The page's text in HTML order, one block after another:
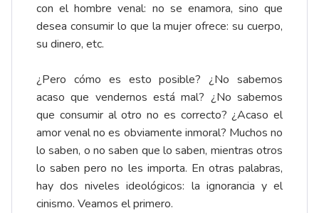
con el hombre venal: no se enamora, sino que
desea consumir lo que la mujer ofrece: su cuerpo,
su dinero, etc.
¿Pero cómo es esto posible? ¿No sabemos
acaso que vendernos está mal? ¿No sabemos
que consumir al otro no es correcto? ¿Acaso el
amor venal no es obviamente inmoral? Muchos no
lo saben, o no saben que lo saben, mientras otros
lo saben pero no les importa. En otras palabras,
hay dos niveles ideológicos: la ignorancia y el
cinismo. Veamos el primero.